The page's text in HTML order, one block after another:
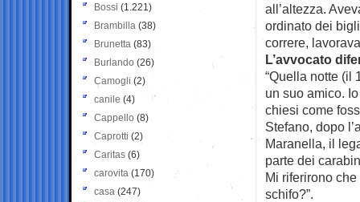
all’altezza.
ordinato dei
correre,
L’avvocato
“Quella notte (il
un suo amico.
chiesi come
Stefano, dopo
Maranella, il
parte dei
Mi riferirono
schifo?”.
Bossi (1.221)
Brambilla (38)
Brunetta (83)
Burlando (26)
Camogli (2)
canile (4)
Cappello (8)
Caprotti (2)
Caritas (6)
carovita (170)
casa (247)